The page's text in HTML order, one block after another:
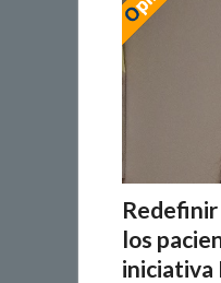
los
iniciativa